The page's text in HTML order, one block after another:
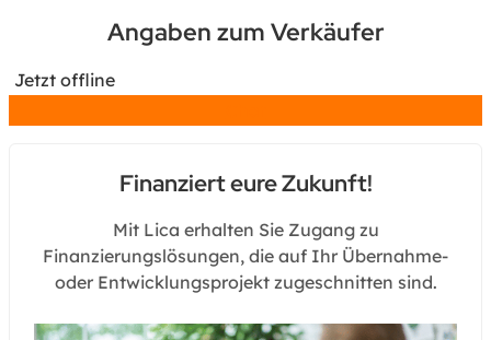
Angaben zum Verkäufer
Jetzt offline
Finanziert eure Zukunft!
Mit Lica erhalten Sie Zugang zu
Finanzierungslösungen, die auf Ihr Übernahme-
oder Entwicklungsprojekt zugeschnitten sind.